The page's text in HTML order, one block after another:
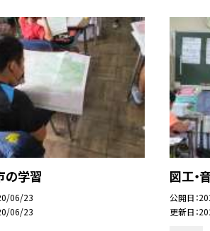
の学習
06/23
06/23
図工・
公開日
更新日